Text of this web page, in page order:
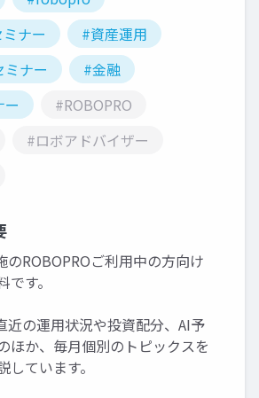
ナー
#資産運用
ナー
#金融
ー
#ROBOPRO
#ロボアドバイザー
のROBOPROご利用中の方向け
す。
近の運用状況や投資配分、AI予
ほか、毎月個別のトピックスを
ています。